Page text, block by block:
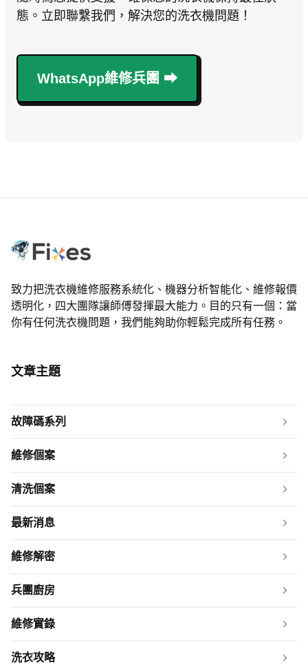
態。立即聯繫我們，解決您的洗衣機問題！
WhatsApp維修兵團 ⮕
致力把洗衣機維修服務系統化、機器分析智能化、維修報價
透明化，四大團隊讓師傅發揮最大能力。目的只有一個：當
你有任何洗衣機問題，我們能夠助你輕鬆完成所有任務。
文章主題
故障碼系列
維修個案
清洗個案
最新消息
維修解密
兵團廚房
維修實錄
洗衣攻略